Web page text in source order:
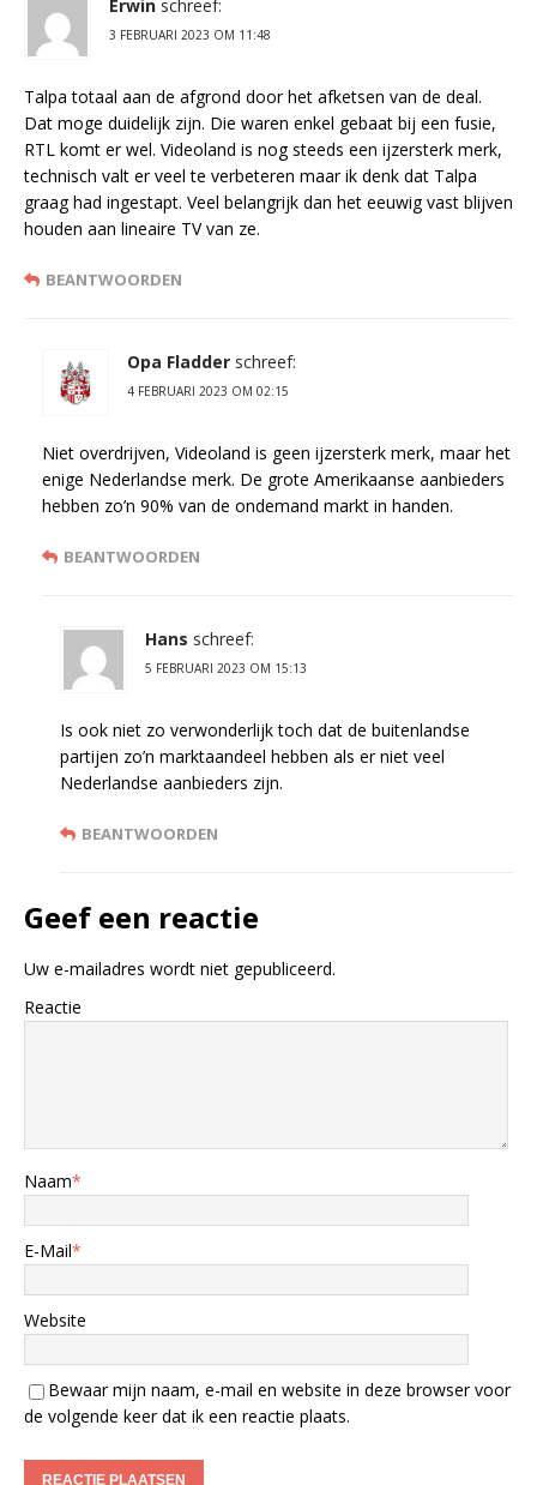
Erwin schreef:
3 FEBRUARI 2023 OM 11:48
Talpa totaal aan de afgrond door het afketsen van de deal.
Dat moge duidelijk zijn. Die waren enkel gebaat bij een fusie,
RTL komt er wel. Videoland is nog steeds een ijzersterk merk,
technisch valt er veel te verbeteren maar ik denk dat Talpa
graag had ingestapt. Veel belangrijk dan het eeuwig vast blijven
houden aan lineaire TV van ze.
BEANTWOORDEN
Opa Fladder schreef:
4 FEBRUARI 2023 OM 02:15
Niet overdrijven, Videoland is geen ijzersterk merk, maar het
enige Nederlandse merk. De grote Amerikaanse aanbieders
hebben zo’n 90% van de ondemand markt in handen.
BEANTWOORDEN
Hans schreef:
5 FEBRUARI 2023 OM 15:13
Is ook niet zo verwonderlijk toch dat de buitenlandse
partijen zo’n marktaandeel hebben als er niet veel
Nederlandse aanbieders zijn.
BEANTWOORDEN
Geef een reactie
Uw e-mailadres wordt niet gepubliceerd.
Reactie
Naam*
E-Mail*
Website
Bewaar mijn naam, e-mail en website in deze browser voor
de volgende keer dat ik een reactie plaats.